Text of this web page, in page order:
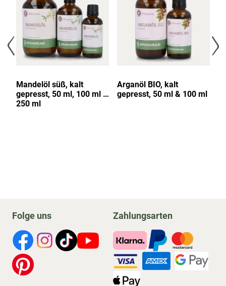
Mandelöl süß, kalt
gepresst, 50 ml, 100 ml &
250 ml
Arganöl BIO, kalt
gepresst, 50 ml & 100 ml
Folge uns Zahlungsarten